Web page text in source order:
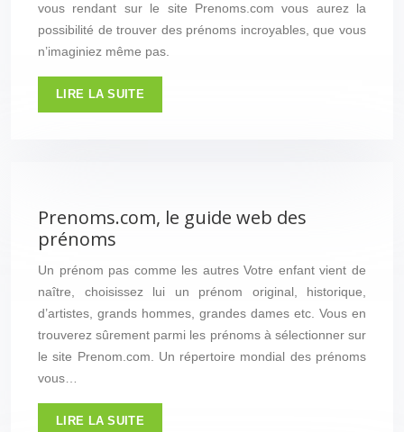
vous rendant sur le site Prenoms.com vous aurez la
possibilité de trouver des prénoms incroyables, que vous
n’imaginiez même pas.
LIRE LA SUITE
Prenoms.com, le guide web des
prénoms
Un prénom pas comme les autres Votre enfant vient de
naître, choisissez lui un prénom original, historique,
d’artistes, grands hommes, grandes dames etc. Vous en
trouverez sûrement parmi les prénoms à sélectionner sur
le site Prenom.com. Un répertoire mondial des prénoms
vous…
LIRE LA SUITE